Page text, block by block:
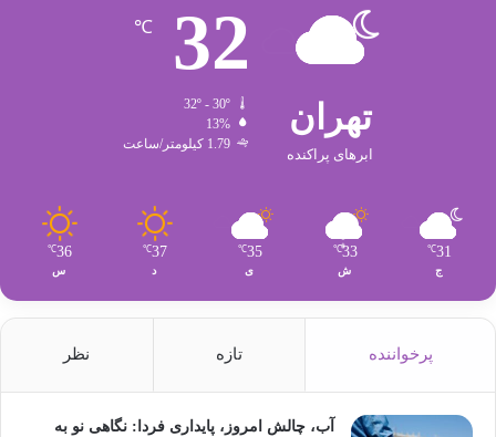
تهران
ابرهای پراکنده
32
℃
13%
1.79 کیلومتر/ساعت
31
℃
ج
33
℃
ش
35
℃
ی
37
℃
د
36
℃
س
پرخواننده تازه نظر
آب، چالش امروز، پایداری فردا: نگاهی نو به